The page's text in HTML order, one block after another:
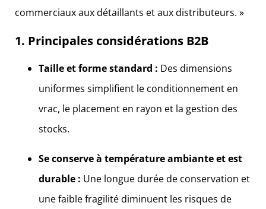
commerciaux aux détaillants et aux distributeurs. »
1. Principales considérations B2B
Taille et forme standard : Des dimensions
uniformes simplifient le conditionnement en
vrac, le placement en rayon et la gestion des
stocks.
Se conserve à température ambiante et est
durable : Une longue durée de conservation et
une faible fragilité diminuent les risques de